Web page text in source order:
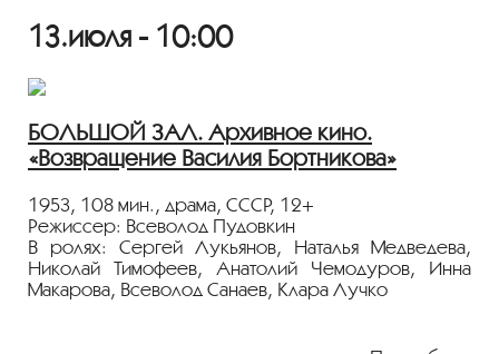
художественный фильм Авербаха о съемках кино и
неотвратимости смерти.
Показ пройдёт с плёнки 35 мм из коллекции
Лента представлена в рамках программы
«ПЕРСОНА. Илья Авербах».
13.июля - 10:00
БОЛЬШОЙ ЗАЛ. Архивное кино.
«Возвращение Василия Бортникова»
1953, 108 мин., драма, СССР, 12+
Режиссер: Всеволод Пудовкин
В ролях: Сергей Лукьянов, Наталья Медведева,
Николай Тимофеев, Анатолий Чемодуров, Инна
Макарова, Всеволод Санаев, Клара Лучко